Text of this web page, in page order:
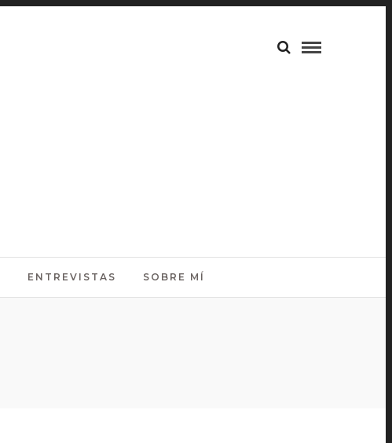
ENTREVISTAS SOBRE MÍ